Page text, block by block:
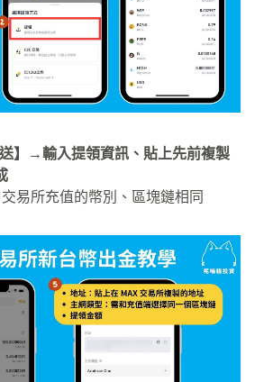
】→輸入提領資訊、貼上先前複製
易所充值的幣別、區塊鏈相同